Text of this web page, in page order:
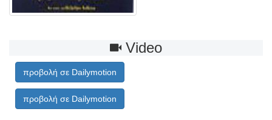
Video
προβολή σε Dailymotion
προβολή σε Dailymotion